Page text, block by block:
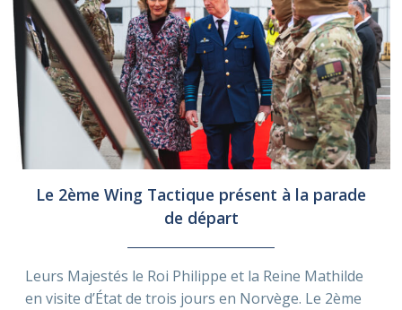
Le 2ème Wing Tactique présent à la parade
de départ
Leurs Majestés le Roi Philippe et la Reine Mathilde
en visite d’État de trois jours en Norvège. Le 2ème